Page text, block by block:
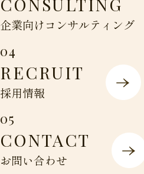
企業向けコンサルティング
04
RECRUIT
採用情報
05
CONTACT
お問い合わせ